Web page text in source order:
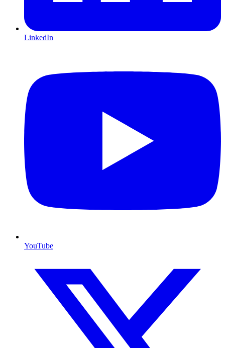
LinkedIn
YouTube